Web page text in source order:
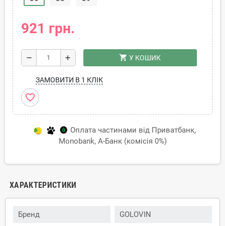
921 грн.
remove add shopping_cart У КОШИК
ЗАМОВИТИ В 1 КЛІК
favorite_border
Оплата частинами від Приватбанк,
Monobank, А-Банк (комісія 0%)
ХАРАКТЕРИСТИКИ
Бренд GOLOVIN